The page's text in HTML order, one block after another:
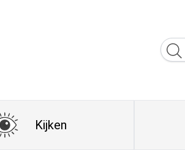
Kijken